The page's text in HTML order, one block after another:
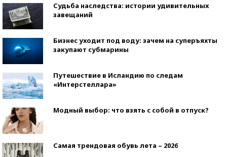
Судьба наследства: истории удивительных
завещаний
Бизнес уходит под воду: зачем на суперъяхты
закупают субмарины
Путешествие в Исландию по следам
«Интерстеллара»
Модный выбор: что взять с собой в отпуск?
Самая трендовая обувь лета – 2026